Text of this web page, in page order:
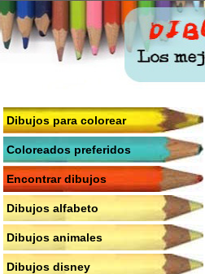
Dibujos para colorear
Coloreados preferidos
Encontrar dibujos
Dibujos alfabeto
Dibujos animales
Dibujos disney